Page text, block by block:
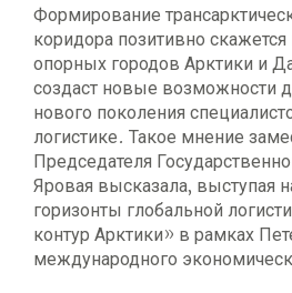
Формирование
коридора позитивно скажется
опорных городов Арктики и
создаст новые возможности
нового поколения
логистике. Такое мнение
Председателя
Яровая высказала, выступая
горизонты глобальной
контур Арктики» в рамках
международного